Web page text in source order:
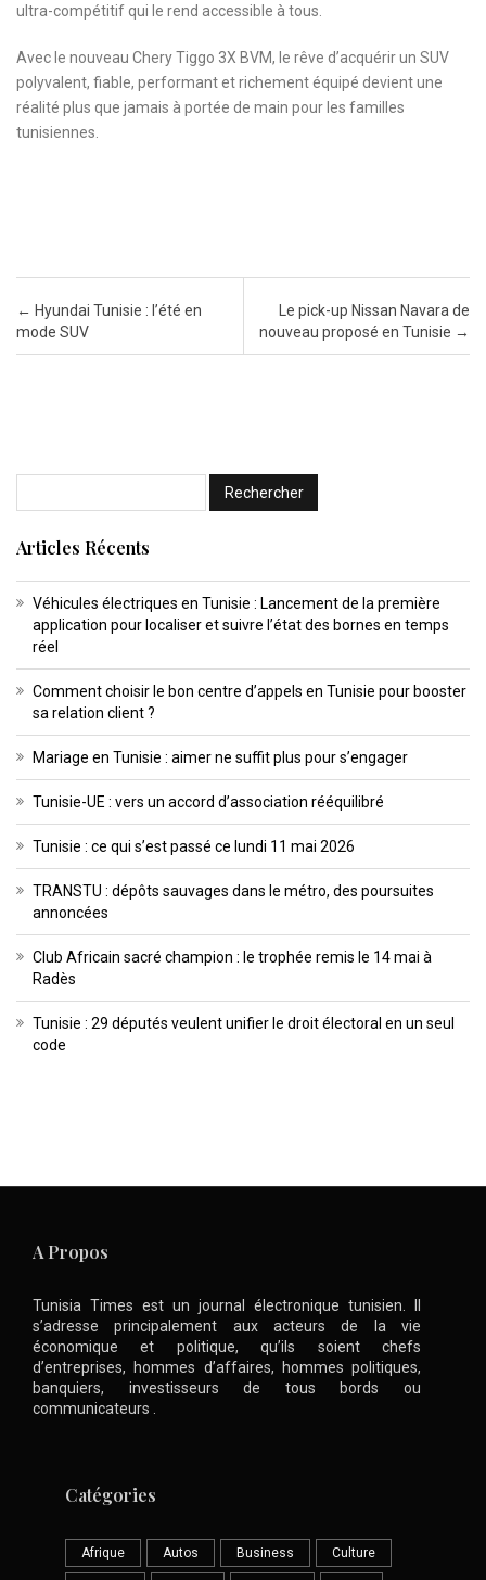
ultra-compétitif qui le rend accessible à tous.
Avec le nouveau Chery Tiggo 3X BVM, le rêve d’acquérir un SUV
polyvalent, fiable, performant et richement équipé devient une
réalité plus que jamais à portée de main pour les familles
tunisiennes.
Post navigation
← Hyundai Tunisie : l’été en
mode SUV
Le pick-up Nissan Navara de
nouveau proposé en Tunisie →
Articles Récents
Véhicules électriques en Tunisie : Lancement de la première
application pour localiser et suivre l’état des bornes en temps
réel
Comment choisir le bon centre d’appels en Tunisie pour booster
sa relation client ?
Mariage en Tunisie : aimer ne suffit plus pour s’engager
Tunisie-UE : vers un accord d’association rééquilibré
Tunisie : ce qui s’est passé ce lundi 11 mai 2026
TRANSTU : dépôts sauvages dans le métro, des poursuites
annoncées
Club Africain sacré champion : le trophée remis le 14 mai à
Radès
Tunisie : 29 députés veulent unifier le droit électoral en un seul
code
A Propos
Tunisia Times est un journal électronique tunisien. Il
s’adresse principalement aux acteurs de la vie
économique et politique, qu’ils soient chefs
d’entreprises, hommes d’affaires, hommes politiques,
banquiers, investisseurs de tous bords ou
communicateurs .
Catégories
Afrique Autos Business Culture